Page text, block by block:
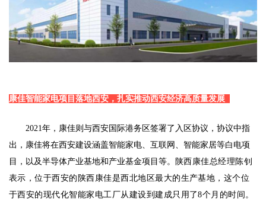
康佳智能家电项目落地西安，扎实推动西安经济高质量发展
2021年，康佳则与西安国际港务区签署了入区协议，协议中指
出，康佳将在西安建设涵盖智能家电、互联网、智能家居等白电项
目，以及半导体产业基地和产业基金项目等。
陕西康佳总经理陈钊
表示，位于西安的陕西康佳是西北地区最大的生产基地，这个位
于西安的现代化智能家电工厂从建设到建成只用了8个月的时间。